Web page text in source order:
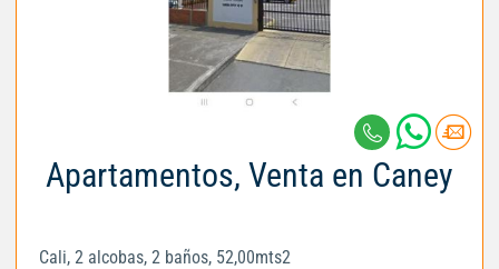
Apartamentos, Venta en Caney
Cali, 2 alcobas, 2 baños, 52,00mts2